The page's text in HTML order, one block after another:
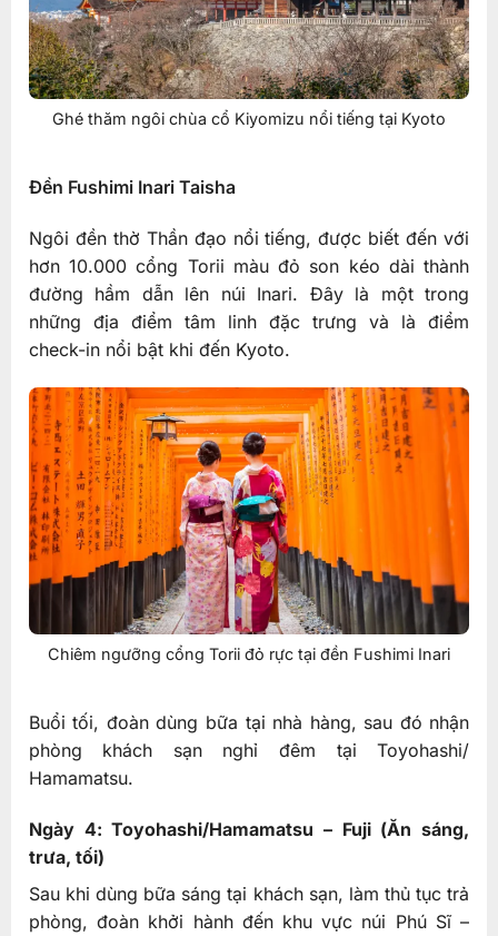
Ghé thăm ngôi chùa cổ Kiyomizu nổi tiếng tại Kyoto
Đền Fushimi Inari Taisha
Ngôi đền thờ Thần đạo nổi tiếng, được biết đến với
hơn 10.000 cổng Torii màu đỏ son kéo dài thành
đường hầm dẫn lên núi Inari. Đây là một trong
những địa điểm tâm linh đặc trưng và là điểm
check-in nổi bật khi đến Kyoto.
Chiêm ngưỡng cổng Torii đỏ rực tại đền Fushimi Inari
Buổi tối, đoàn dùng bữa tại nhà hàng, sau đó nhận
phòng khách sạn nghỉ đêm tại Toyohashi/
Hamamatsu.
Ngày 4: Toyohashi/Hamamatsu – Fuji (Ăn sáng,
trưa, tối)
Sau khi dùng bữa sáng tại khách sạn, làm thủ tục trả
phòng, đoàn khởi hành đến khu vực núi Phú Sĩ –